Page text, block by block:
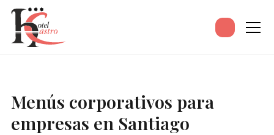
Menús corporativos para
empresas en Santiago